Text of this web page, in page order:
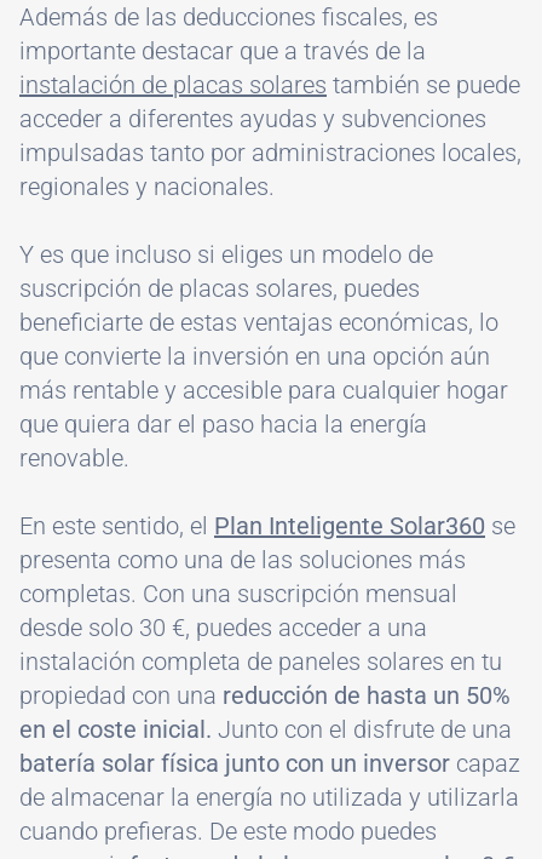
Además de las deducciones fiscales, es
importante destacar que a través de la
instalación de placas solares también se puede
acceder a diferentes ayudas y subvenciones
impulsadas tanto por administraciones locales,
regionales y nacionales.
Y es que incluso si eliges un modelo de
suscripción de placas solares, puedes
beneficiarte de estas ventajas económicas, lo
que convierte la inversión en una opción aún
más rentable y accesible para cualquier hogar
que quiera dar el paso hacia la energía
renovable.
En este sentido, el Plan Inteligente Solar360 se
presenta como una de las soluciones más
completas. Con una suscripción mensual
desde solo 30 €, puedes acceder a una
instalación completa de paneles solares en tu
propiedad con una reducción de hasta un 50%
en el coste inicial. Junto con el disfrute de una
batería solar física junto con un inversor capaz
de almacenar la energía no utilizada y utilizarla
cuando prefieras. De este modo puedes